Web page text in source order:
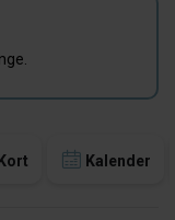
Kort Kalender